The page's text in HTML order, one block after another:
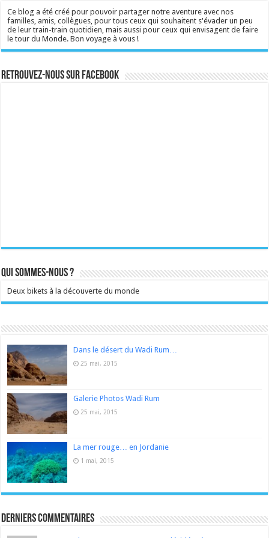
Ce blog a été créé pour pouvoir partager notre aventure avec nos
familles, amis, collègues, pour tous ceux qui souhaitent s'évader un peu
de leur train-train quotidien, mais aussi pour ceux qui envisagent de faire
le tour du Monde. Bon voyage à vous !
Retrouvez-nous sur Facebook
Qui sommes-nous ?
Deux bikets à la découverte du monde
Dans le désert du Wadi Rum…
25 mai, 2015
Galerie Photos Wadi Rum
25 mai, 2015
La mer rouge… en Jordanie
1 mai, 2015
Derniers Commentaires